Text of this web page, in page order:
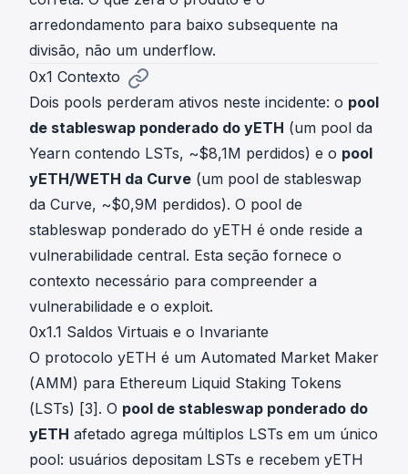
arredondamento para baixo subsequente na
divisão, não um underflow.
0x1 Contexto
Dois pools perderam ativos neste incidente: o pool
de stableswap ponderado do yETH (um pool da
Yearn contendo LSTs, ~$8,1M perdidos) e o pool
yETH/WETH da Curve (um pool de stableswap
da Curve, ~$0,9M perdidos). O pool de
stableswap ponderado do yETH é onde reside a
vulnerabilidade central. Esta seção fornece o
contexto necessário para compreender a
vulnerabilidade e o exploit.
0x1.1 Saldos Virtuais e o Invariante
O protocolo yETH é um Automated Market Maker
(AMM) para Ethereum Liquid Staking Tokens
(LSTs) [3]. O pool de stableswap ponderado do
yETH afetado agrega múltiplos LSTs em um único
pool: usuários depositam LSTs e recebem yETH